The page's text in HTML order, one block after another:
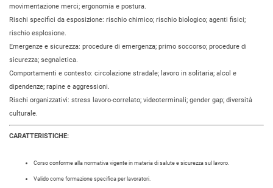
movimentazione merci; ergonomia e postura.
Rischi specifici da esposizione: rischio chimico; rischio biologico; agenti fisici;
rischio esplosione.
Emergenze e sicurezza: procedure di emergenza; primo soccorso; procedure di
sicurezza; segnaletica.
Comportamenti e contesto: circolazione stradale; lavoro in solitaria; alcol e
dipendenze; rapine e aggressioni.
Rischi organizzativi: stress lavoro-correlato; videoterminali; gender gap; diversità
culturale.
CARATTERISTICHE:
Corso conforme alla normativa vigente in materia di salute e sicurezza sul lavoro.
Valido come formazione specifica per lavoratori.